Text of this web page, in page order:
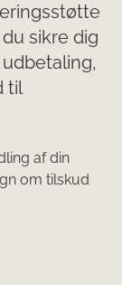
sikre dig
til
af din
om tilskud